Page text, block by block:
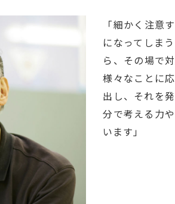
「細かく注意
になってしま
ら、その場で
様々なことに
出し、それを
分で考える力
います」